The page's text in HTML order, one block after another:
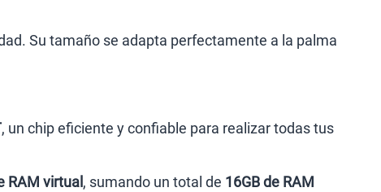
Su tamaño se adapta perfectamente a la palma
, un chip eficiente y confiable para realizar todas tus
RAM virtual , sumando un total de 16GB de RAM